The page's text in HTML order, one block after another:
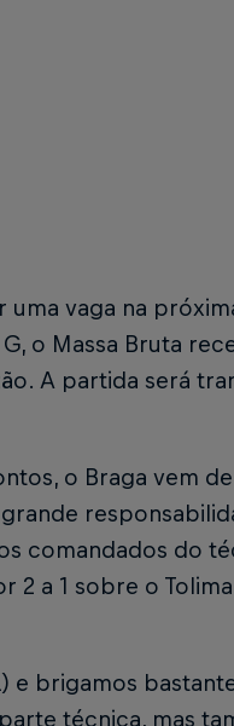
vaga na
o Massa Bruta
A partida será
o Braga vem
comandados do
a 1 sobre o Tolima
e brigamos
técnica, mas